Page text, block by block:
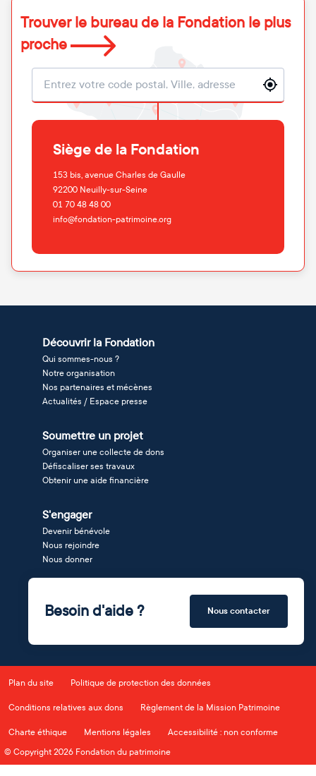
Trouver le bureau de la Fondation le plus
proche
Localisation
Siège de la Fondation
153 bis, avenue Charles de Gaulle
92200 Neuilly-sur-Seine
01 70 48 48 00
info@fondation-patrimoine.org
Découvrir la Fondation
Qui sommes-nous ?
Notre organisation
Nos partenaires et mécènes
Actualités / Espace presse
Soumettre un projet
Organiser une collecte de dons
Défiscaliser ses travaux
Obtenir une aide financière
S'engager
Devenir bénévole
Nous rejoindre
Nous donner
Besoin d'aide ? Nous contacter
Plan du site Politique de protection des données
Conditions relatives aux dons Règlement de la Mission Patrimoine
Charte éthique Mentions légales
Accessibilité : non conforme
© Copyright 2026 Fondation du patrimoine